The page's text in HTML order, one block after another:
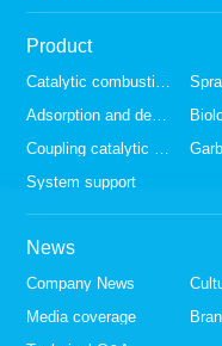
Product
System support
News
Company News
Media coverage